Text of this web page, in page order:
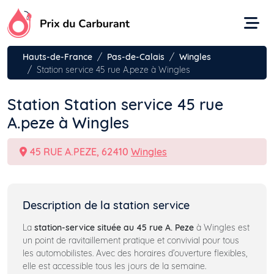
Aller
au
contenu
Hauts-de-France Pas-de-Calais
Wingles
Station service 45 rue A.peze à Wingles
Station Station service 45 rue
A.peze à Wingles
45 RUE A.PEZE, 62410 Wingles
Description de la station service
La station-service située au 45 rue A. Peze à Wingles est
un point de ravitaillement pratique et convivial pour tous
les automobilistes. Avec des horaires d’ouverture flexibles,
elle est accessible tous les jours de la semaine.